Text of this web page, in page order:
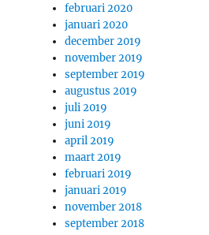
februari 2020
januari 2020
december 2019
november 2019
september 2019
augustus 2019
juli 2019
juni 2019
april 2019
maart 2019
februari 2019
januari 2019
november 2018
september 2018